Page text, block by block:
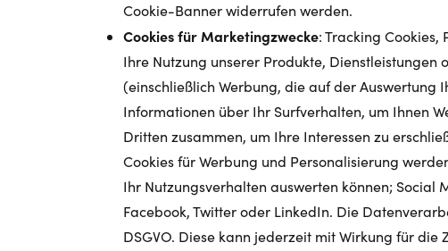
Cookie-Banner widerrufen werden.
Cookies für Marketingzwecke: Tracking
Ihre Nutzung unserer Produkte,
(einschließlich Werbung, die auf der Auswertung
Informationen über Ihr Surfverhalten, um Ihnen
Dritten zusammen, um Ihre Interessen zu
Cookies für Werbung und Personalisierung
Ihr Nutzungsverhalten auswerten können;
Facebook, Twitter oder LinkedIn. Die
DSGVO. Diese kann jederzeit mit Wirkung für